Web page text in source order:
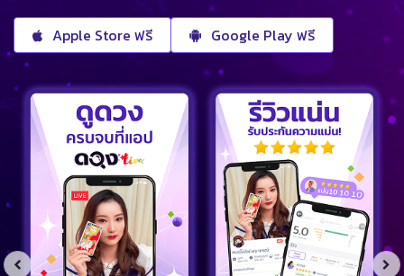
Apple Store ฟรี Google Play ฟรี